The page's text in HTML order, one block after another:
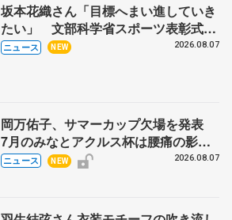
坂本花織さん「目標へまい進していき
たい」 文部科学省スポーツ表彰式で
代表謝辞
ニュース NEW 2026.08.07
岡万佑子、サマーカップ欠場を発表
7月のみなとアクルス杯は腰痛の影響
で
ニュース NEW 2026.08.07